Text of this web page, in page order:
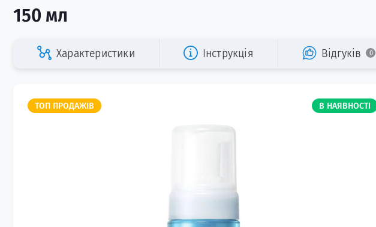
150 мл
Характеристики Інструкція Відгуків 0
ТОП ПРОДАЖІВ В НАЯВНОСТІ